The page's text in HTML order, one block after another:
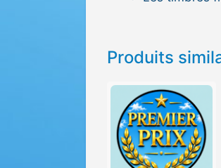
Produits